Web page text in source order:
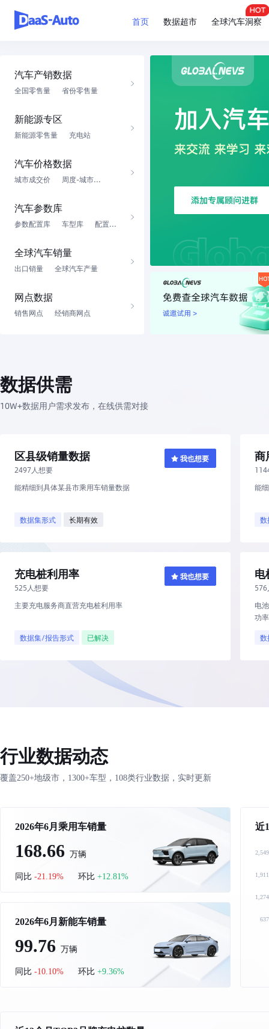
首页 数据超市 全球汽车洞察
汽车产销数据
全国零售量 省份零售量
新能源专区
新能源零售量 充电站
汽车价格数据
城市成交价 周度-城市...
汽车参数库
参数配置库 车型库 配置...
全球汽车销量
出口销量 全球汽车产量
网点数据
销售网点 经销商网点
数据供需
10W+数据用户需求发布，在线供需对接
区县级销量数据
2497人想要
我也想要
能精细到具体某县市乘用车销量数据
数据集形式 长期有效
商
能
充电桩利用率
525人想要
我也想要
主要充电服务商直营充电桩利用率
数据集/报告形式 已解决
电
电
功
行业数据动态
覆盖250+地级市，1300+车型，108类行业数据，实时更新
2026年6月乘用车销量
168.66 万辆
同比 -21.19% 环比 +12.81%
2026年6月新能车销量
99.76 万辆
同比 -10.10% 环比 +9.36%
近